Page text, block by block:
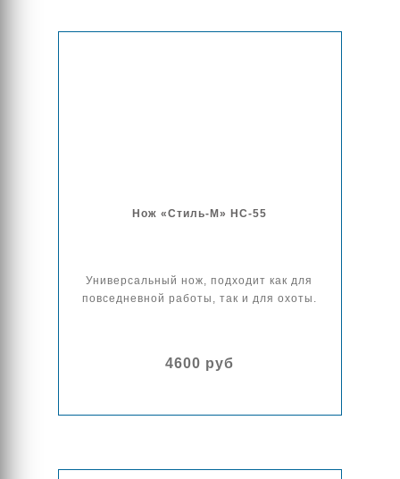
Нож «Стиль-М» НС-55
Универсальный нож, подходит как для
повседневной работы, так и для охоты.
4600 руб